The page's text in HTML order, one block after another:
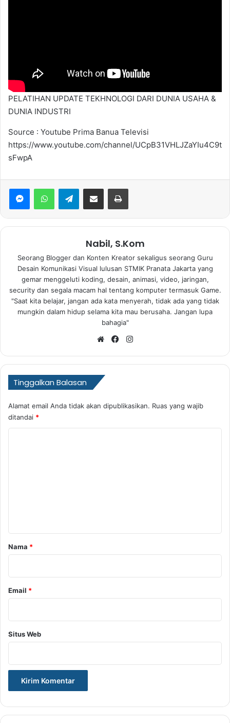
PELATIHAN UPDATE TEKHNOLOGI DARI DUNIA USAHA &
DUNIA INDUSTRI
Source : Youtube Prima Banua Televisi
https://www.youtube.com/channel/UCpB31VHLJZaYIu4C9t
sFwpA
WhatsAppTelegramBagikan via Email Print
Nabil, S.Kom
Seorang Blogger dan Konten Kreator sekaligus seorang Guru
Desain Komunikasi Visual lulusan STMIK Pranata Jakarta yang
gemar menggeluti koding, desain, animasi, video, jaringan,
security dan segala macam hal tentang komputer termasuk Game.
"Saat kita belajar, jangan ada kata menyerah, tidak ada yang tidak
mungkin dalam hidup selama kita mau berusaha. Jangan lupa
bahagia"
WebsiteFacebook
Tinggalkan Balasan
Alamat email Anda tidak akan dipublikasikan. Ruas yang wajib
ditandai *
rNama *
Email *
Situs Web